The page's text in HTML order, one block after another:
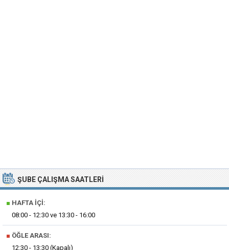
ŞUBE ÇALIŞMA SAATLERI
■ HAFTA İÇI:
08:00 - 12:30 ve 13:30 - 16:00
■ ÖĞLE ARASI:
12:30 - 13:30 (Kapalı)